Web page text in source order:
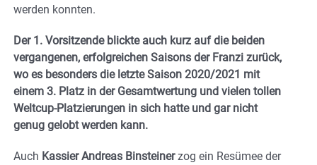
werden konnten.
Der 1. Vorsitzende blickte auch kurz auf die beiden
vergangenen, erfolgreichen Saisons der Franzi zurück,
wo es besonders die letzte Saison 2020/2021 mit
einem 3. Platz in der Gesamtwertung und vielen tollen
Weltcup-Platzierungen in sich hatte und gar nicht
genug gelobt werden kann.
Auch Kassier Andreas Binsteinerzog ein Resümee der